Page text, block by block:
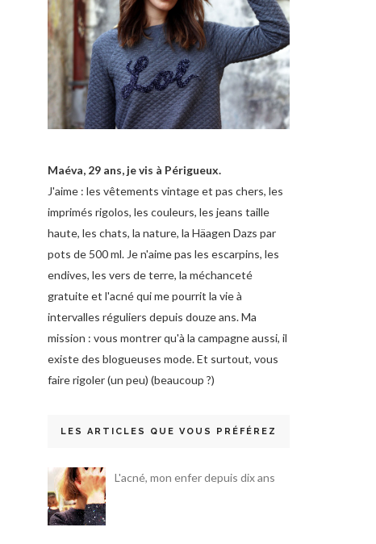
Maéva, 29 ans, je vis à Périgueux.
J'aime : les vêtements vintage et pas chers, les
imprimés rigolos, les couleurs, les jeans taille
haute, les chats, la nature, la Häagen Dazs par
pots de 500 ml. Je n'aime pas les escarpins, les
endives, les vers de terre, la méchanceté
gratuite et l'acné qui me pourrit la vie à
intervalles réguliers depuis douze ans. Ma
mission : vous montrer qu'à la campagne aussi, il
existe des blogueuses mode. Et surtout, vous
faire rigoler (un peu) (beaucoup ?)
LES ARTICLES QUE VOUS PRÉFÉREZ
L'acné, mon enfer depuis dix ans